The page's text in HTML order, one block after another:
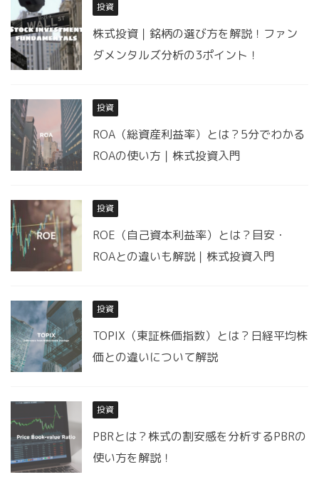
投資
株式投資｜銘柄の選び方を解説！ファン
ダメンタルズ分析の3ポイント！
投資
ROA（総資産利益率）とは？5分でわかる
ROAの使い方｜株式投資入門
投資
ROE（自己資本利益率）とは？目安・
ROAとの違いも解説｜株式投資入門
投資
TOPIX（東証株価指数）とは？日経平均株
価との違いについて解説
投資
PBRとは？株式の割安感を分析するPBRの
使い方を解説！